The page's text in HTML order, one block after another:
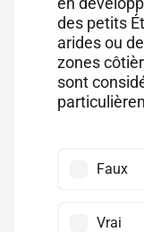
des petits
arides ou
zones
sont
Faux
Vrai